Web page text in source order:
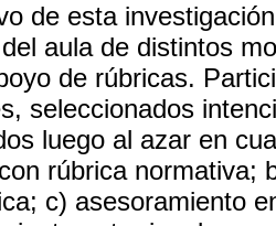
de esta
aula de distintos
de rúbricas.
seleccionados
luego al azar en
rúbrica normativa;
c) asesoramiento